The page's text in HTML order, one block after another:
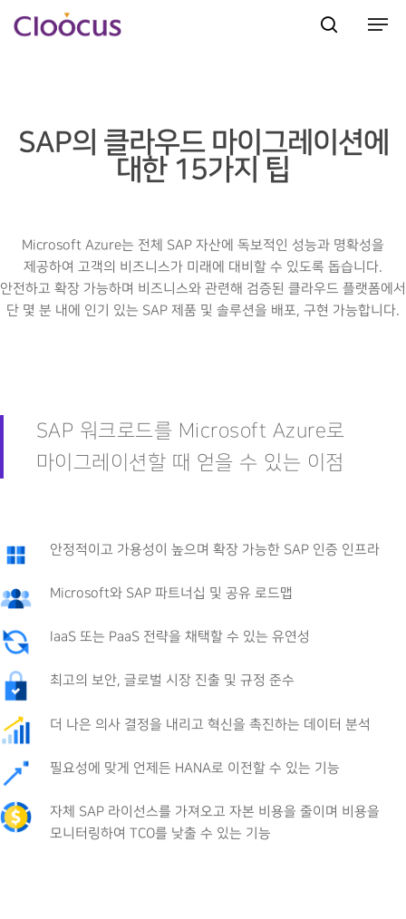
SAP의 클라우드 마이그레이션에
대한 15가지 팁
Microsoft Azure는 전체 SAP 자산에 독보적인 성능과 명확성을
제공하여 고객의 비즈니스가 미래에 대비할 수 있도록 돕습니다.
안전하고 확장 가능하며 비즈니스와 관련해 검증된 클라우드 플랫폼에서
단 몇 분 내에 인기 있는 SAP 제품 및 솔루션을 배포, 구현 가능합니다.
SAP 워크로드를 Microsoft Azure로
마이그레이션할 때 얻을 수 있는 이점
안정적이고 가용성이 높으며 확장 가능한 SAP 인증 인프라
Microsoft와 SAP 파트너십 및 공유 로드맵
IaaS 또는 PaaS 전략을 채택할 수 있는 유연성
최고의 보안, 글로벌 시장 진출 및 규정 준수
더 나은 의사 결정을 내리고 혁신을 촉진하는 데이터 분석
필요성에 맞게 언제든 HANA로 이전할 수 있는 기능
자체 SAP 라이선스를 가져오고 자본 비용을 줄이며 비용을
모니터링하여 TCO를 낮출 수 있는 기능